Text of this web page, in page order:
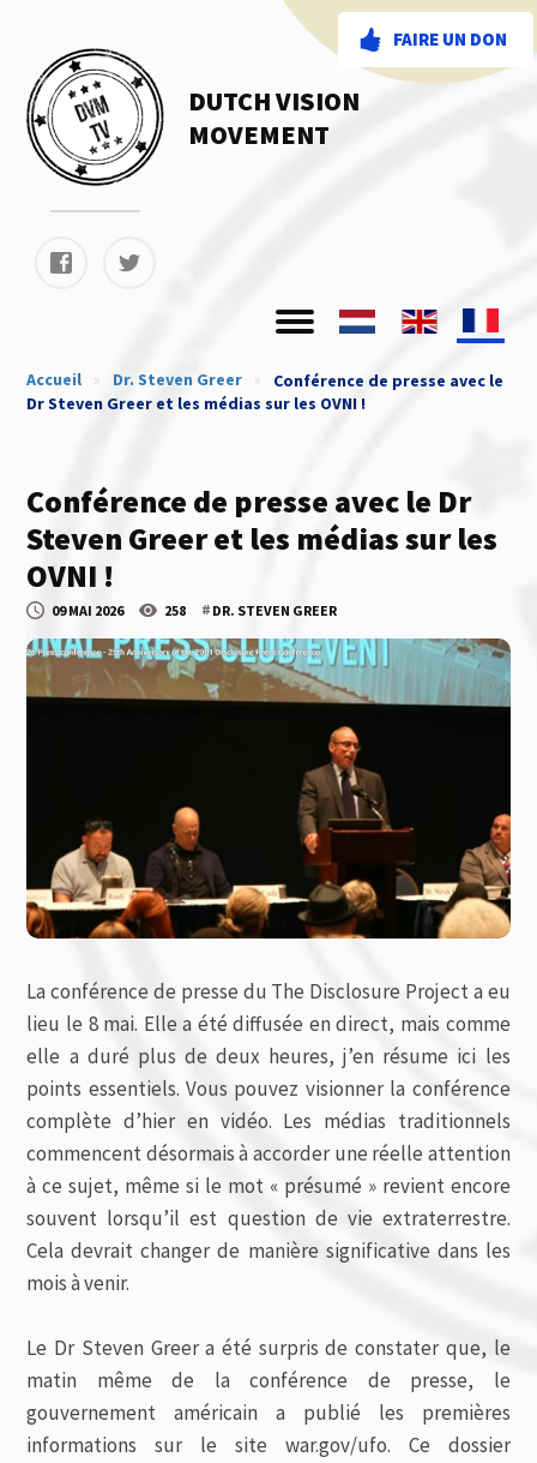
FAIRE UN DON
DUTCH VISION
MOVEMENT
Accueil » Dr. Steven Greer »
Conférence de presse avec le
Dr Steven Greer et les médias sur les OVNI !
Conférence de presse avec le Dr
Steven Greer et les médias sur les
OVNI !
09 MAI 2026 258 # DR. STEVEN GREER
La conférence de presse du The Disclosure Project a eu
lieu le 8 mai. Elle a été diffusée en direct, mais comme
elle a duré plus de deux heures, j’en résume ici les
points essentiels. Vous pouvez visionner la conférence
complète d’hier en vidéo. Les médias traditionnels
commencent désormais à accorder une réelle attention
à ce sujet, même si le mot « présumé » revient encore
souvent lorsqu’il est question de vie extraterrestre.
Cela devrait changer de manière significative dans les
mois à venir.
Le Dr Steven Greer a été surpris de constater que, le
matin même de la conférence de presse, le
gouvernement américain a publié les premières
informations sur le site war.gov/ufo. Ce dossier